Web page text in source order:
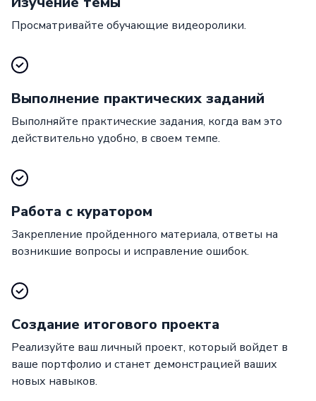
Просматривайте обучающие видеоролики.
Выполнение практических заданий
Выполняйте практические задания, когда вам это
действительно удобно, в своем темпе.
Работа с куратором
Закрепление пройденного материала, ответы на
возникшие вопросы и исправление ошибок.
Создание итогового проекта
Реализуйте ваш личный проект, который войдет в
ваше портфолио и станет демонстрацией ваших
новых навыков.